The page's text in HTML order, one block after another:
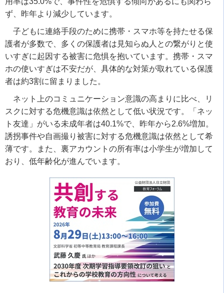
ず、昨年より減少しています。
子どもに連絡手段のために携帯・スマホ等を持たせる保
護者が多数で、多くの保護者は見知らぬ人との繋がりと使
いすぎに起因する被害に危惧を抱いています。携帯・スマ
ホの使いすぎは不安だが、具体的な対策が取れている保護
者は約3割に留まりました。
ネット上のコミュニケーション意識の高まりに比べ、リ
スクに対する危機意識は依然として低い状況です。「ネッ
ト友達」がいる未成年者は40.1%で、昨年から2.6%増加。
誘拐事件や自画撮り被害に対する危機意識は依然として希
薄です。また、裏アカウントの所有率は小学生が増加して
おり、低年齢化が進んでいます。